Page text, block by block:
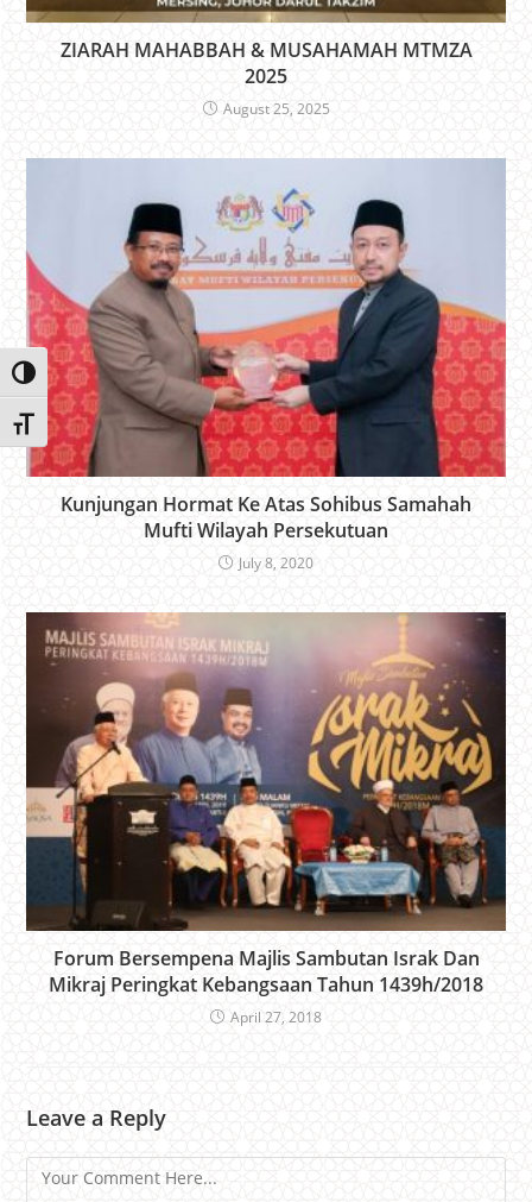
Toggle High Contrast
Toggle Font size
ZIARAH MAHABBAH & MUSAHAMAH MTMZA
2025
August 25, 2025
Kunjungan Hormat Ke Atas Sohibus Samahah
Mufti Wilayah Persekutuan
July 8, 2020
Forum Bersempena Majlis Sambutan Israk Dan
Mikraj Peringkat Kebangsaan Tahun 1439h/2018
April 27, 2018
Leave a Reply
Comment